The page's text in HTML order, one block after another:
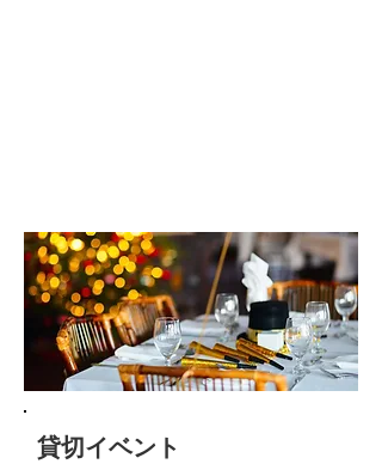
貸切イベント